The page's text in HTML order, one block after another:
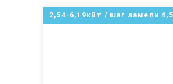
2,54-6,19кВт / шаг ламели